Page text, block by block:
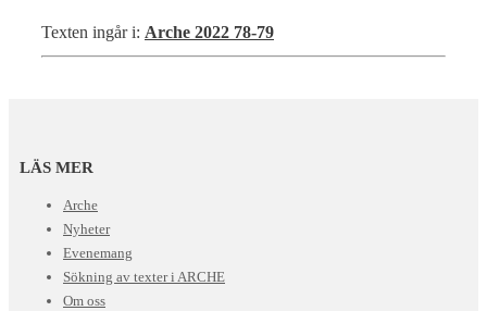
Texten ingår i: Arche 2022 78-79
LÄS MER
Arche
Nyheter
Evenemang
Sökning av texter i ARCHE
Om oss